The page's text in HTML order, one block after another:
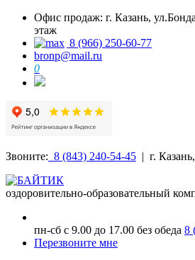
Офис продаж: г. Казань,
этаж
8 (966) 250-60-77
bronp@mail.ru
0
Звоните: 8 (843) 240-54-45 | г.
оздоровительно-образовательный
пн-сб с 9.00 до 17.00 без обеда 8
Перезвоните мне